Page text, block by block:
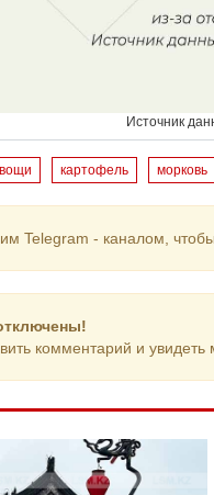
Источник
картофель морковь
Telegram - каналом,
комментарий и